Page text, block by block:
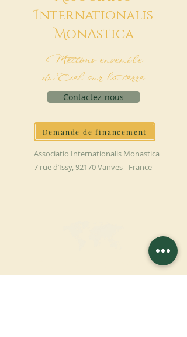
Internationalis
MonAstica
Mettons ensemble
du Ciel sur la terre
Contactez-nous
Demande de financement
Associatio Internationalis Monastica
7 rue d’Issy, 92170 Vanves - France
FAIRE UN DON